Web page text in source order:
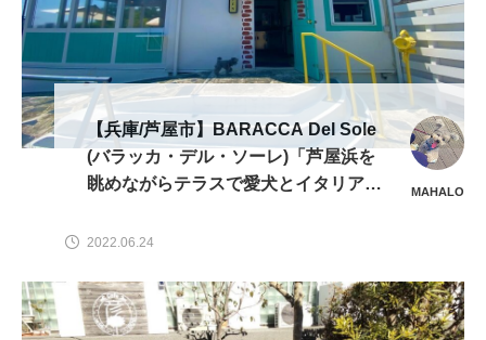
【兵庫/芦屋市】BARACCA Del Sole
(バラッカ・デル・ソーレ)「芦屋浜を
眺めながらテラスで愛犬とイタリア旅
MAHALO
2022.06.24